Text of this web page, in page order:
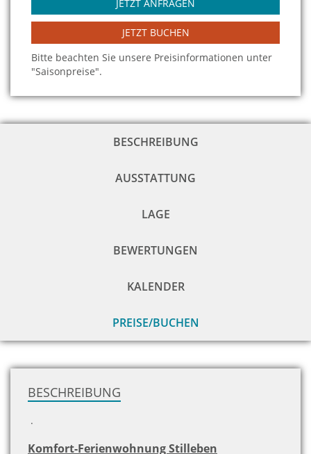
JETZT ANFRAGEN
JETZT BUCHEN
Bitte beachten Sie unsere Preisinformationen unter
"Saisonpreise".
BESCHREIBUNG
AUSSTATTUNG
LAGE
BEWERTUNGEN
KALENDER
PREISE/BUCHEN
BESCHREIBUNG
.
Komfort-Ferienwohnung Stilleben